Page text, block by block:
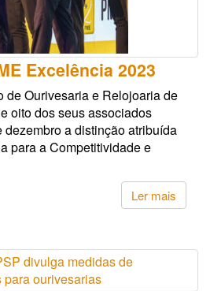
Excelência 2023
de Ourivesaria e Relojoaria de
oito dos seus associados
dezembro a distinção atribuída
para a Competitividade e
Ler mais